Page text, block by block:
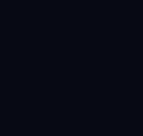
pelaamisen